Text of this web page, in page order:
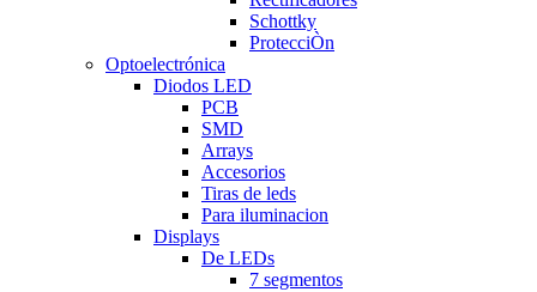
Schottky
ProtecciÒn
Optoelectrónica
Diodos LED
PCB
SMD
Arrays
Accesorios
Tiras de leds
Para iluminacion
Displays
De LEDs
7 segmentos